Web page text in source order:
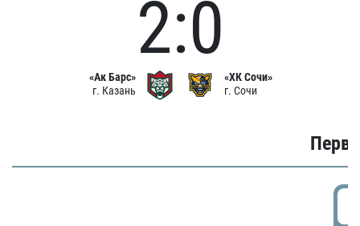
«Ак Барс»
г. Казань
2:0
«ХК Сочи»
г. Сочи